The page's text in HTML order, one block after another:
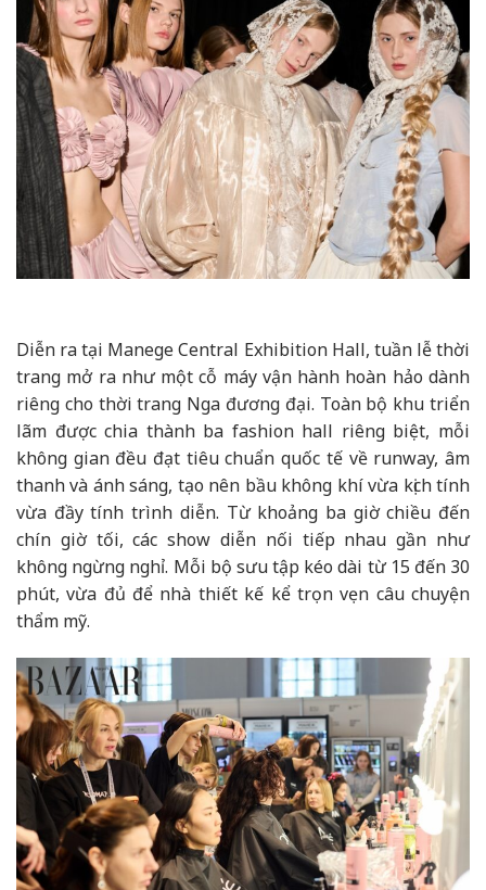
Diễn ra tại Manege Central Exhibition Hall, tuần lễ thời
trang mở ra như một cỗ máy vận hành hoàn hảo dành
riêng cho thời trang Nga đương đại. Toàn bộ khu triển
lãm được chia thành ba fashion hall riêng biệt, mỗi
không gian đều đạt tiêu chuẩn quốc tế về runway, âm
thanh và ánh sáng, tạo nên bầu không khí vừa kịch tính
vừa đầy tính trình diễn. Từ khoảng ba giờ chiều đến
chín giờ tối, các show diễn nối tiếp nhau gần như
không ngừng nghỉ. Mỗi bộ sưu tập kéo dài từ 15 đến 30
phút, vừa đủ để nhà thiết kế kể trọn vẹn câu chuyện
thẩm mỹ.